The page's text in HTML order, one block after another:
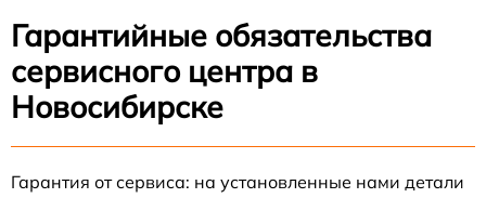
Гарантийные обязательства
сервисного центра в
Новосибирске
Гарантия от сервиса: на установленные нами детали